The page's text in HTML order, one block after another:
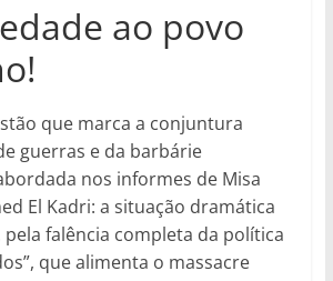
ao povo
que marca a conjuntura
guerras e da barbárie
nos informes de Misa
El Kadri: a situação dramática
falência completa da política
que alimenta o massacre